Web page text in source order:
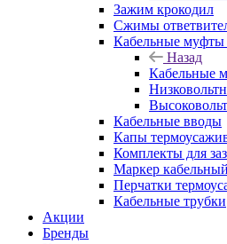
Зажим крокодил
Сжимы
Кабельные муфты
Назад
Кабельные
Кабельные вводы
Капы
Комплекты для
Маркер кабельный
Перчатки
Кабельные трубки
Акции
Бренды